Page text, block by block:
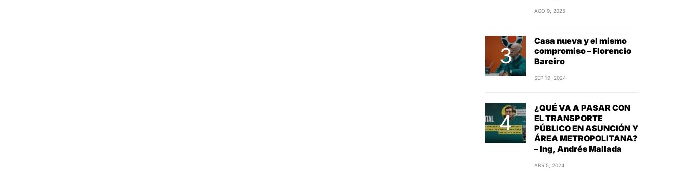
AGO 9, 2025
Casa nueva y el mismo
compromiso – Florencio
Bareiro
SEP 19, 2024
¿QUÉ VA A PASAR CON
EL TRANSPORTE
PÚBLICO EN ASUNCIÓN Y
ÁREA METROPOLITANA?
– Ing, Andrés Mallada
ABR 5, 2024